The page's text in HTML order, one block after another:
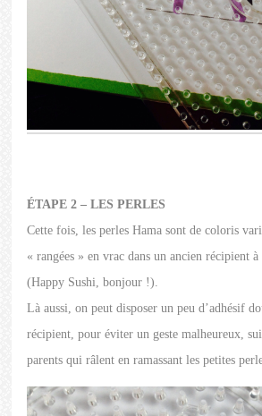
ÉTAPE 2 – LES PERLES
Cette fois, les perles Hama sont de coloris
« rangées » en vrac dans un ancien récipient à
(Happy Sushi, bonjour !).
Là aussi, on peut disposer un peu d’adhésif
récipient, pour éviter un geste malheureux,
parents qui râlent en ramassant les petites